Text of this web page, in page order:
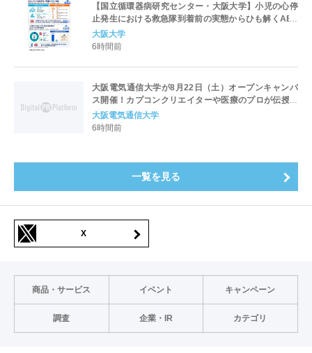
【国立循環器病研究センター・大阪大学】小児の心停
止発生における救急隊到着前の実態からひも解くAED
パッド装着と良好な神経学的転帰との関連性
大阪大学
6時間前
大阪電気通信大学が8月22日（土）オープンキャンパ
ス開催！カプコンクリエイターや医療のプロが伝授！
未来を拓く特別講演を実施～「万博レガシーイベン
ト」会場と本学会場をフィジカルアバターでつなぐコ
大阪電気通信大学
6時間前
一覧を見る
X
商品・サービス イベント キャンペーン
調査 企業・IR カテゴリ